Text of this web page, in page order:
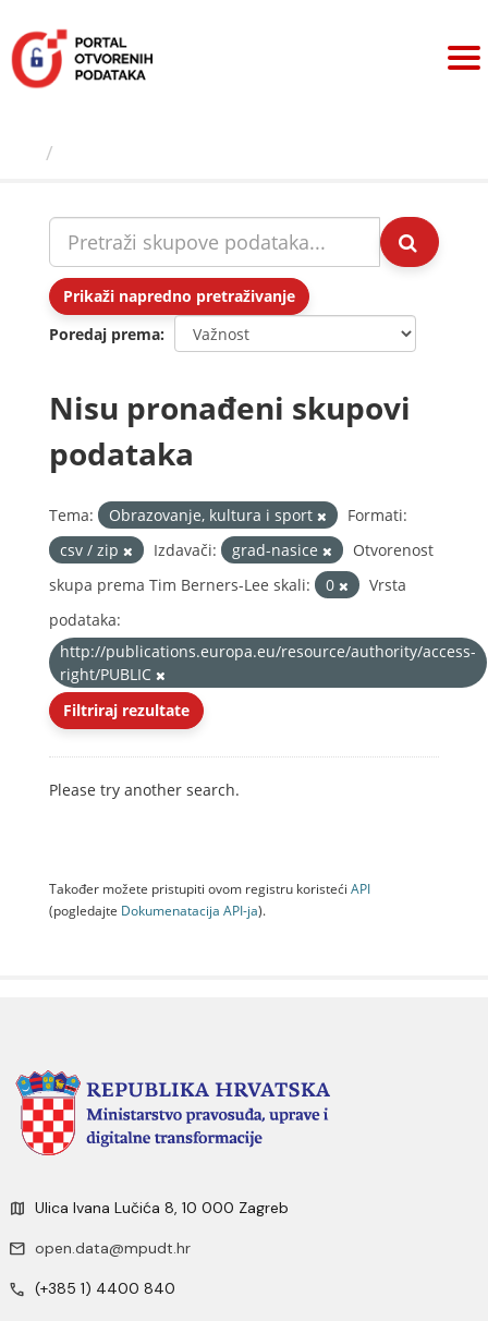
sadržaj
Prikaži napredno pretraživanje
Poredaj prema
Nisu pronađeni skupovi
podataka
Tema: Obrazovanje, kultura i sport
Formati:
csv / zip
Izdavači: grad-nasice
Otvorenost
skupa prema Tim Berners-Lee skali:
0
Vrsta
podataka:
http://publications.europa.eu/resource/authority/access-
right/PUBLIC
Filtriraj rezultate
Please try another search.
Također možete pristupiti ovom registru koristeći API
(pogledajte Dokumenаtаcijа API-jа).